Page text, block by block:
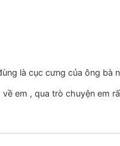
là cục cưng của ông bà
em , qua trò chuyện em